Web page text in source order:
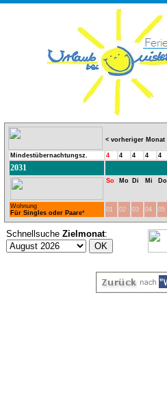
< vorheriger Monat
Mindestübernachtungsz. 4 4 4 4 4
2031
So Mo Di Mi Do
Wohnung
Für Singles oder Paare* 01 02 03 04 05
Schnellsuche Zielmonat: